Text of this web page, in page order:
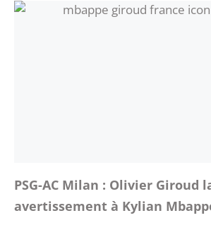
PSG-AC Milan : Olivier Giroud
avertissement à Kylian